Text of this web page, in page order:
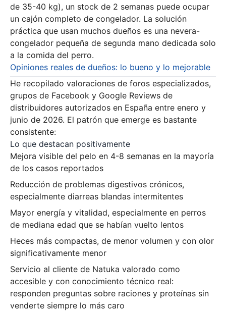
de 35-40 kg), un stock de 2 semanas puede ocupar
un cajón completo de congelador. La solución
práctica que usan muchos dueños es una nevera-
congelador pequeña de segunda mano dedicada solo
a la comida del perro.
Opiniones reales de dueños: lo bueno y lo mejorable
He recopilado valoraciones de foros especializados,
grupos de Facebook y Google Reviews de
distribuidores autorizados en España entre enero y
junio de 2026. El patrón que emerge es bastante
consistente:
Lo que destacan positivamente
Mejora visible del pelo en 4-8 semanas en la mayoría
de los casos reportados
Reducción de problemas digestivos crónicos,
especialmente diarreas blandas intermitentes
Mayor energía y vitalidad, especialmente en perros
de mediana edad que se habían vuelto lentos
Heces más compactas, de menor volumen y con olor
significativamente menor
Servicio al cliente de Natuka valorado como
accesible y con conocimiento técnico real:
responden preguntas sobre raciones y proteínas sin
venderte siempre lo más caro